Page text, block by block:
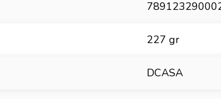
227 gr
DCASA